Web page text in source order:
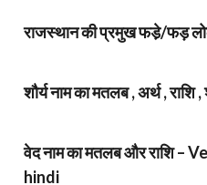
राजस्थान की प्रमुख फडे़/फड़
शौर्य नाम का मतलब , अर्थ ,
वेद नाम का मतलब और राशि –
hindi